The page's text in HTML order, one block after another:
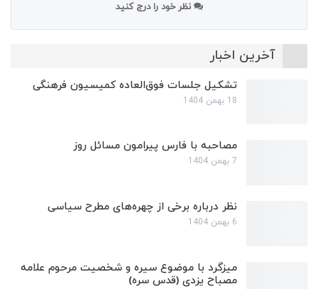
نظر خود را درج کنید
آخرین اخبار
تشکیل جلسات فوق‌العاده کمیسیون فرهنگی
18 بهمن 1404
مصاحبه با فارس پیرامون مسائل روز
7 بهمن 1404
نظر درباره برخی از چهره‌های مطرح سیاسی
6 بهمن 1404
میزگرد با موضوع سیره و شخصیت مرحوم علامه
مصباح یزدی (قدس سره)